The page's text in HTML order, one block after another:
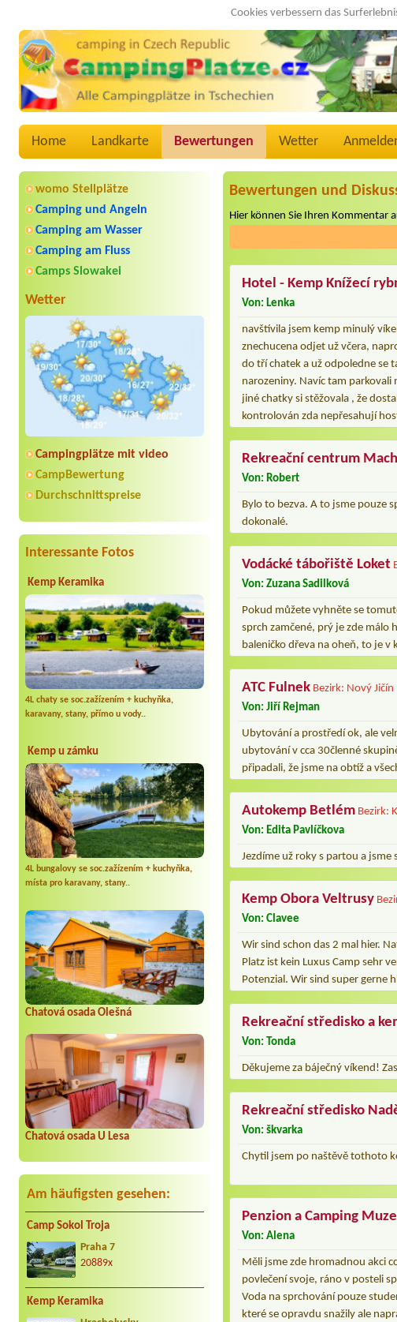
Cookies verbessern das
Home Landkarte Bewertungen Wetter
womo Stellplätze
Camping und Angeln
Camping am Wasser
Camping am Fluss
Camps Slowakei
Wetter
Campingplätze mit video
CampBewertung
Durchschnittspreise
Interessante Fotos
Kemp Keramika
4L chaty se soc.zažízením + kuchyňka,
karavany, stany, přímo u vody..
Kemp u zámku
4L bungalovy se soc.zažízením + kuchyňka,
místa pro karavany, stany..
Chatová osada Olešná
Chatová osada U Lesa
Am häufigsten gesehen:
Camp Sokol Troja
Praha 7
20889x
Kemp Keramika
Bewertungen und
Hier können Sie Ihren Kommentar
Hotel - Kemp Knížecí
Von: Lenka
navštívila jsem kemp minulý
znechucena odjet už včera,
do tří chatek a už odpoledne se
narozeniny. Navíc tam
jiné chatky si stěžovala , že
kontrolován zda nepřesahují
Rekreační centrum
Von: Robert
Bylo to bezva. A to jsme pouze
dokonalé.
Vodácké tábořiště Loket
Von: Zuzana Sadilková
Pokud můžete vyhněte se
sprch zamčené, prý je zde málo
baleničko dřeva na oheň, to je
ATC Fulnek Bezirk: Nový Jičín
Von: Jiří Rejman
Ubytování a prostředí ok, ale
ubytování v cca 30členné
připadali, že jsme na obtíž a
Autokemp Betlém Bezirk:
Von: Edita Pavlíčkova
Jezdíme už roky s partou a jsme
Kemp Obora Veltrusy
Von: Clavee
Wir sind schon das 2 mal hier.
Platz ist kein Luxus Camp sehr
Potenzial. Wir sind super gerne
Rekreační středisko a
Von: Tonda
Děkujeme za báječný víkend!
Rekreační středisko
Von: škvarka
Chytil jsem po naštěvě tothoto
Penzion a Camping
Von: Alena
Měli jsme zde hromadnou akci
povlečení svoje, ráno v posteli
Voda na sprchování pouze
které se opravdu snažily ale